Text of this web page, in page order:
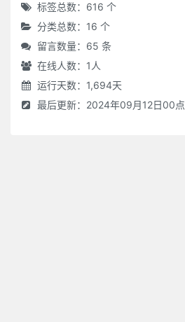
标签总数：616 个
分类总数：16 个
留言数量：65 条
在线人数： 1 人
运行天数：1,694天
最后更新：2024年09月12日00点